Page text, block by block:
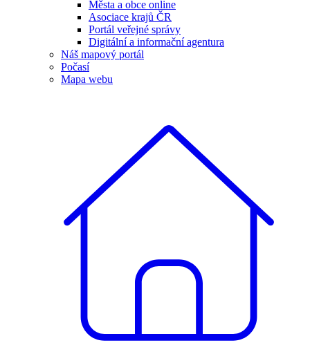
Města a obce online
Asociace krajů ČR
Portál veřejné správy
Digitální a informační agentura
Náš mapový portál
Počasí
Mapa webu